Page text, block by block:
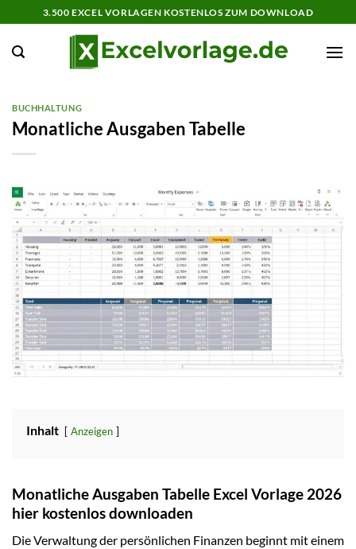
Inhalt
springen
3.500 EXCEL VORLAGEN KOSTENLOS ZUM DOWNLOAD
BUCHHALTUNG
Monatliche Ausgaben Tabelle
Inhalt Anzeigen
Monatliche Ausgaben Tabelle Excel Vorlage 2026
hier kostenlos downloaden
Die Verwaltung der persönlichen Finanzen beginnt mit einem